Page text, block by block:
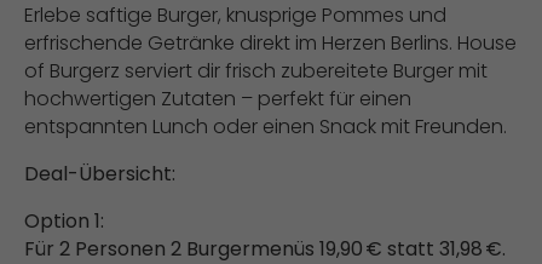
Erlebe saftige Burger, knusprige Pommes und
erfrischende Getränke direkt im Herzen Berlins. House
of Burgerz serviert dir frisch zubereitete Burger mit
hochwertigen Zutaten – perfekt für einen
entspannten Lunch oder einen Snack mit Freunden.
Deal-Übersicht:
Option 1:
Für 2 Personen 2 Burgermenüs 19,90 € statt 31,98 €.